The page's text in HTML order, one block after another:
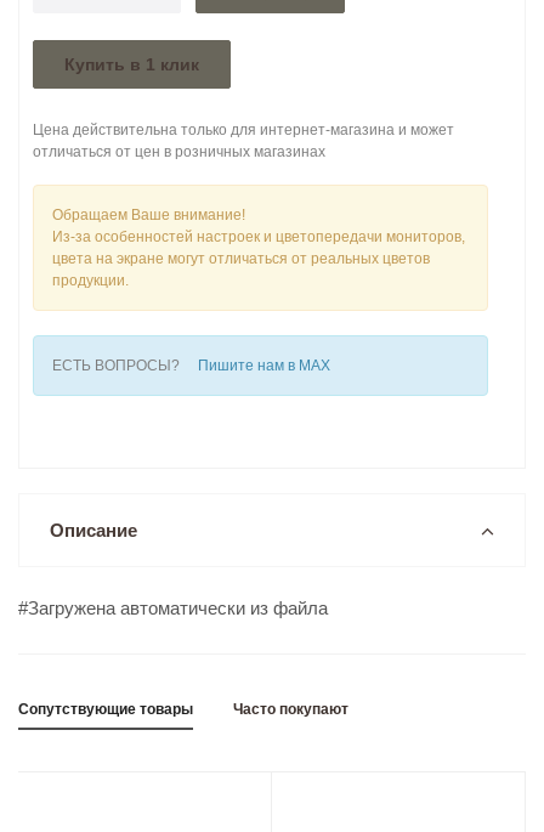
Купить в 1 клик
Цена действительна только для интернет-магазина и может
отличаться от цен в розничных магазинах
Обращаем Ваше внимание!
Из-за особенностей настроек и цветопередачи мониторов,
цвета на экране могут отличаться от реальных цветов
продукции.
ЕСТЬ ВОПРОСЫ? Пишите нам в MAX
Описание
#Загружена автоматически из файла
Сопутствующие товары Часто покупают